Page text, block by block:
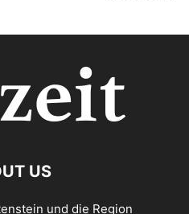
US
und die Region